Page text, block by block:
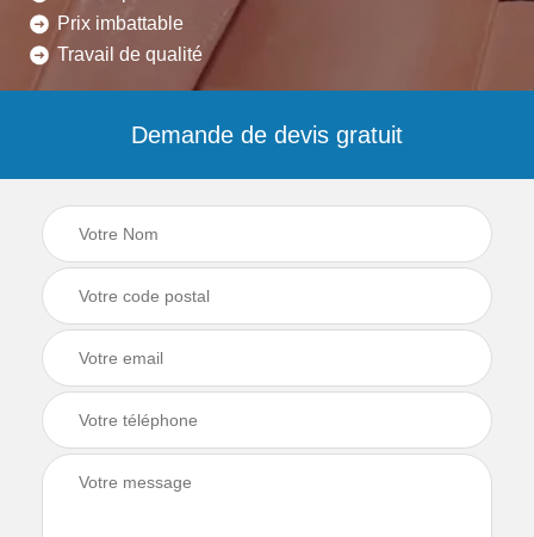
Prix imbattable
Travail de qualité
Demande de devis gratuit